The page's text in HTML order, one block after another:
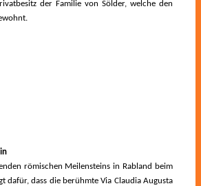
der Familie von Sölder, welche den
römischen Meilensteins in Rabland beim
dafür, dass die berühmte Via Claudia Augusta